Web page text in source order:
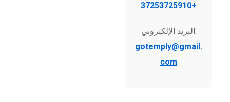
+37253725910
البريد الإلكتروني:
gotemply@gmail.
com